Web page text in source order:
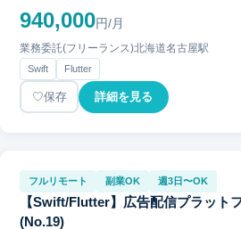
940,000円/月
業務委託(フリーランス)北海道名古屋駅
Swift Flutter
保存 詳細を見る
フルリモート 副業OK 週3日〜OK
【Swift/Flutter】広告配信プラット
(No.19)